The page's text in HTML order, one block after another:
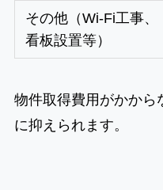
その他（Wi-Fi工事、
看板設置等）
物件取得費用がかから
に抑えられます。